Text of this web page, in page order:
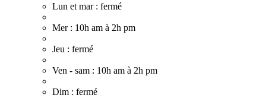
Lun et mar : fermé
Mer : 10h am à 2h pm
Jeu : fermé
Ven - sam : 10h am à 2h pm
Dim : fermé